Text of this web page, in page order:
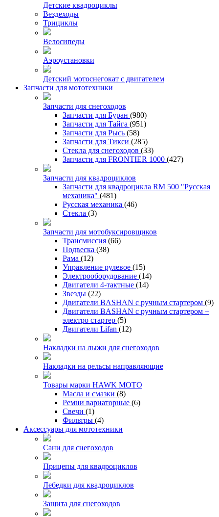
Детские квадроциклы
Вездеходы
Трициклы
Велосипеды
Аэроустановки
Детский мотоснегокат с двигателем
Запчасти для мототехники
Запчасти для снегоходов
Запчасти для Буран (980)
Запчасти для Тайга (951)
Запчасти для Рысь (58)
Запчасти для Тикси (285)
Стекла для снегоходов (33)
Запчасти для FRONTIER 1000 (427)
Запчасти для квадроциклов
Запчасти для квадроцикла RM 500 "Русская
механика" (481)
Русская механика (46)
Стекла (3)
Запчасти для мотобуксировщиков
Трансмиссия (66)
Подвеска (38)
Рама (12)
Управление рулевое (15)
Электрооборудование (14)
Двигатели 4-тактные (14)
Звезды (22)
Двигатели BASHAN с ручным стартером (9)
Двигатели BASHAN с ручным стартером +
электро стартер (5)
Двигатели Lifan (12)
Накладки на лыжи для снегоходов
Накладки на рельсы направляющие
Товары марки HAWK MOTO
Масла и смазки (8)
Ремни вариаторные (6)
Свечи (1)
Фильтры (4)
Аксессуары для мототехники
Сани для снегоходов
Прицепы для квадроциклов
Лебедки для квадроциклов
Защита для снегоходов